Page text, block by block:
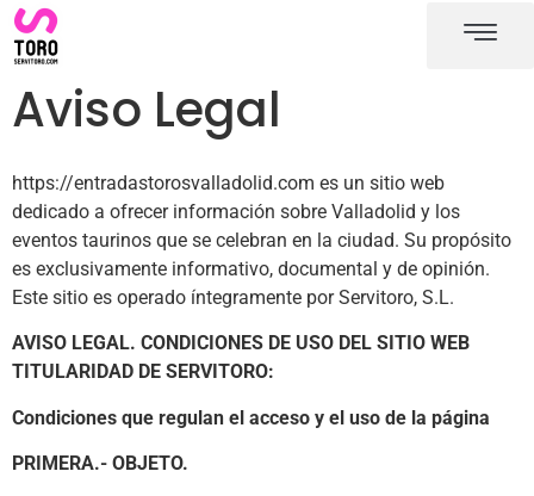
Aviso Legal
https://entradastorosvalladolid.com es un sitio web
dedicado a ofrecer información sobre Valladolid y los
eventos taurinos que se celebran en la ciudad. Su propósito
es exclusivamente informativo, documental y de opinión.
Este sitio es operado íntegramente por Servitoro, S.L.
AVISO LEGAL. CONDICIONES DE USO DEL SITIO WEB
TITULARIDAD DE SERVITORO:
Condiciones que regulan el acceso y el uso de la página
PRIMERA.- OBJETO.